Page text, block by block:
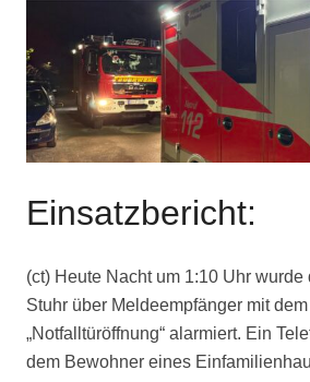
Einsatzbericht:
(ct) Heute Nacht um 1:10 Uhr
Stuhr über Meldeempfänger mit
„Notfalltüröffnung“ alarmiert. Ein
dem Bewohner eines